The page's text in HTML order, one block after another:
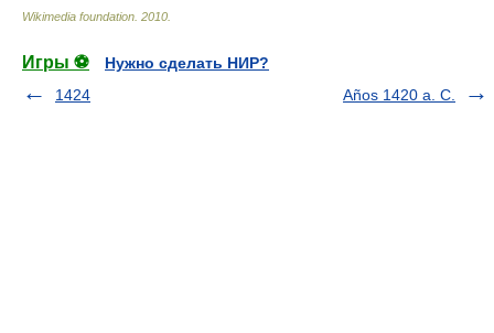
Wikimedia foundation 2010
Игры ⚽
Нужно сделать НИР?
1424
Años 1420 a. C.